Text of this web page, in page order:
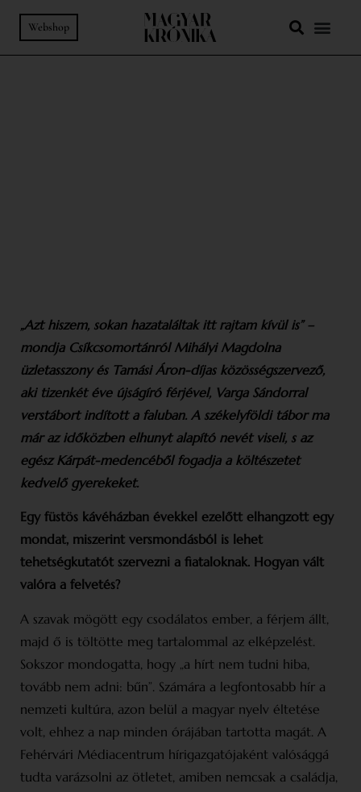
Webshop
„Azt hiszem, sokan hazataláltak itt rajtam kívül is” –
mondja Csíkcsomortánról Mihályi Magdolna
üzletasszony és Tamási Áron-díjas közösségszervező,
aki tizenkét éve újságíró férjével, Varga Sándorral
verstábort indított a faluban. A székelyföldi tábor ma
már az időközben elhunyt alapító nevét viseli, s az
egész Kárpát-medencéből fogadja a költészetet
kedvelő gyerekeket.
Egy füstös kávéházban évekkel ezelőtt elhangzott egy
mondat, miszerint versmondásból is lehet
tehetségkutatót szervezni a fiataloknak. Hogyan vált
valóra a felvetés?
A szavak mögött egy csodálatos ember, a férjem állt,
majd ő is töltötte meg tartalommal az elképzelést.
Sokszor mondogatta, hogy „a hírt nem tudni hiba,
tovább nem adni: bűn”. Számára a legfontosabb hír a
nemzeti kultúra, azon belül a magyar nyelv éltetése
volt, ehhez a nap minden órájában tartotta magát. A
Fehérvári Média­centrum hírigazgatójaként valósággá
tudta varázsolni az ötletet, amiben nemcsak a családja,